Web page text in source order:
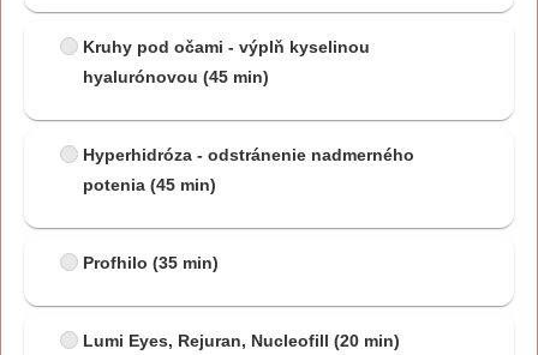
Kruhy pod očami - výplň kyselinou
hyalurónovou (45 min)
Hyperhidróza - odstránenie nadmerného
potenia (45 min)
Profhilo (35 min)
Lumi Eyes, Rejuran, Nucleofill (20 min)